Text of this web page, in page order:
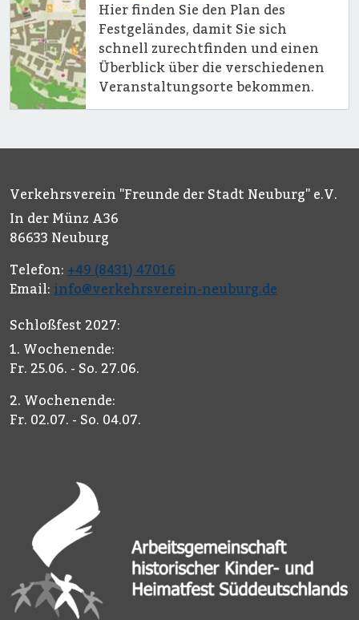
Hier finden Sie den Plan des
Festgeländes, damit Sie sich
schnell zurechtfinden und einen
Überblick über die verschiedenen
Veranstaltungsorte bekommen.
Verkehrsverein "Freunde der Stadt Neuburg" e.V.
In der Münz A36
86633 Neuburg
Telefon: +49 (8431) 47016
Email: info@verkehrsverein-neuburg.de
Schloßfest 2027:
1. Wochenende:
Fr. 25.06. - So. 27.06.
2. Wochenende:
Fr. 02.07. - So. 04.07.